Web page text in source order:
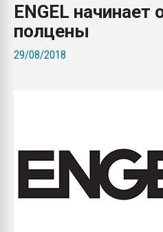
ENGEL начинает
полцены
29/08/2018